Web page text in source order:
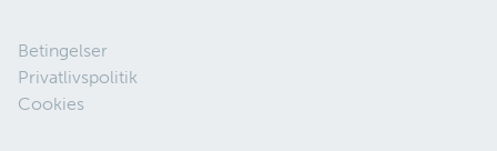
Betingelser
Privatlivspolitik
Cookies